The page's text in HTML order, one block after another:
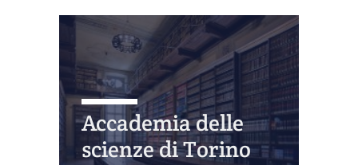
Accademia delle
scienze di Torino